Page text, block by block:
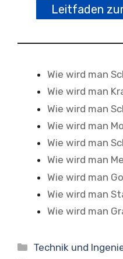
Leitfaden
Wie wird man
Wie wird man
Wie wird man
Wie wird man
Wie wird man
Wie wird man
Wie wird man
Wie wird man
Wie wird man
Kategorien
Technik und